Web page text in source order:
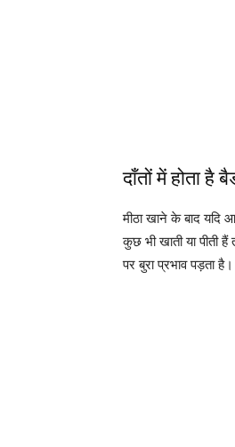
दाँतों में होता है
मीठा खाने के बाद यदि
कुछ भी खाती या पीती
पर बुरा प्रभाव पड़ता है।